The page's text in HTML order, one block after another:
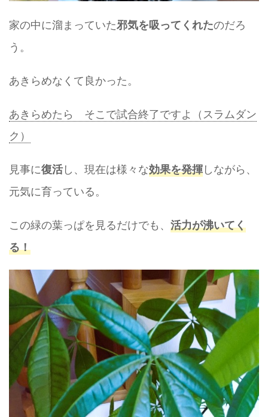
家の中に溜まっていた邪気を吸ってくれたのだろ
う。
あきらめなくて良かった。
あきらめたら そこで試合終了ですよ（スラムダン
ク）
見事に復活し、現在は様々な効果を発揮しながら、
元気に育っている。
この緑の葉っぱを見るだけでも、 活力が沸いてく
る！